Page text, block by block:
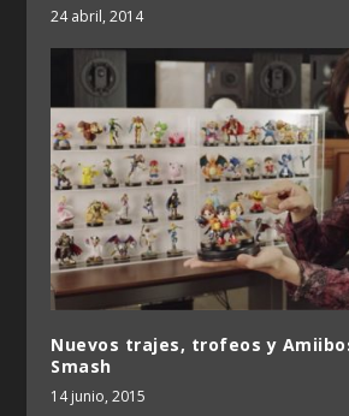
24 abril, 2014
Nuevos trajes, trofeos y
Smash
14 junio, 2015